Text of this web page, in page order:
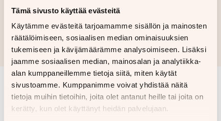
Tämä sivusto käyttää evästeitä
Käytämme evästeitä tarjoamamme sisällön ja mainosten
räätälöimiseen, sosiaalisen median ominaisuuksien
tukemiseen ja kävijämäärämme analysoimiseen. Lisäksi
jaamme sosiaalisen median, mainosalan ja analytiikka-
alan kumppaneillemme tietoja siitä, miten käytät
sivustoamme. Kumppanimme voivat yhdistää näitä
tietoja muihin tietoihin, joita olet antanut heille tai joita on
kerätty, kun olet käyttänyt heidän palvelujaan.
Hae rahoitustarjous
Rahoituslaskelma on suuntaa antava ja edellyttää hyväksytyn
luottopäätöksen ja kaskovakuutuksen.
Samankaltaisia ajoneuvoja
Katso kaikki